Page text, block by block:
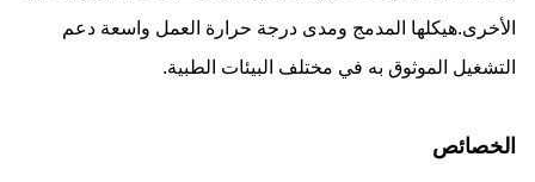
الأخرى.هيكلها المدمج ومدى درجة حرارة العمل واسعة دعم
التشغيل الموثوق به في مختلف البيئات الطبية.
الخصائص